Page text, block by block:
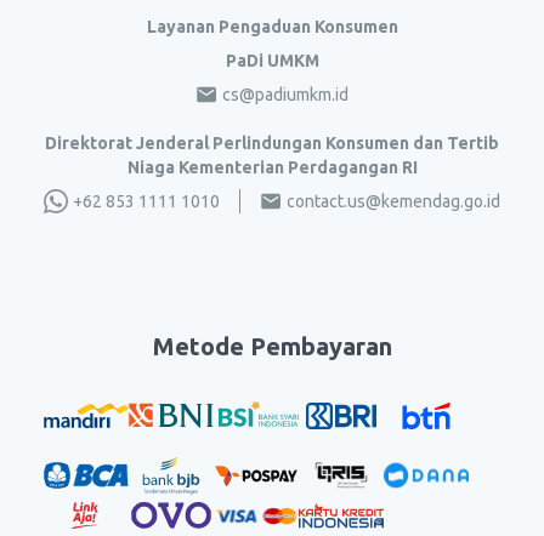
Layanan Pengaduan Konsumen
PaDi UMKM
cs@padiumkm.id
Direktorat Jenderal Perlindungan Konsumen dan Tertib
Niaga Kementerian Perdagangan RI
+62 853 1111 1010
contact.us@kemendag.go.id
Metode Pembayaran